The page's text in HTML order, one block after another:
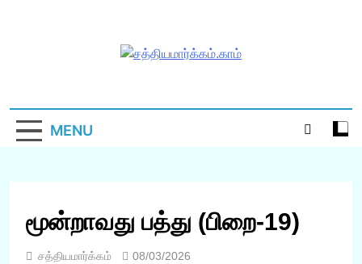
MENU
மூன்றாவது பத்து (பிறை-19)
சத்தியமார்க்கம் 08/03/2026